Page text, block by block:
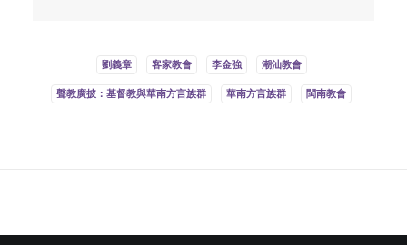
劉義章 客家教會 李金強 潮汕教會
聲教廣披：基督教與華南方言族群 華南方言族群 閩南教會